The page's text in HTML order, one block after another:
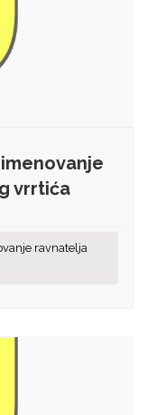
vrrtića
ravnatelja